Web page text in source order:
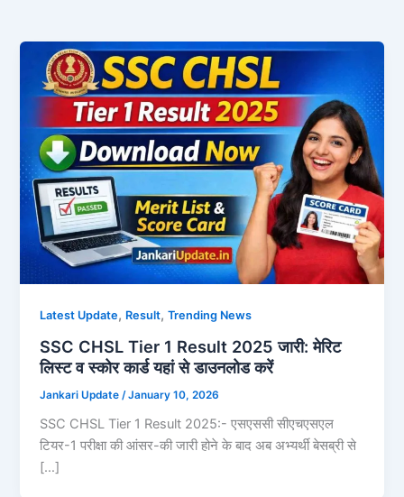
Latest Update, Result,Trending News
SSC CHSL Tier 1 Result 2025 जारी: मेरिट
लिस्ट व स्कोर कार्ड यहां से डाउनलोड करें
Jankari Update /January 10, 2026
SSC CHSL Tier 1 Result 2025:- एसएससी सीएचएसएल
टियर-1 परीक्षा की आंसर-की जारी होने के बाद अब अभ्यर्थी बेसब्री से
[…]